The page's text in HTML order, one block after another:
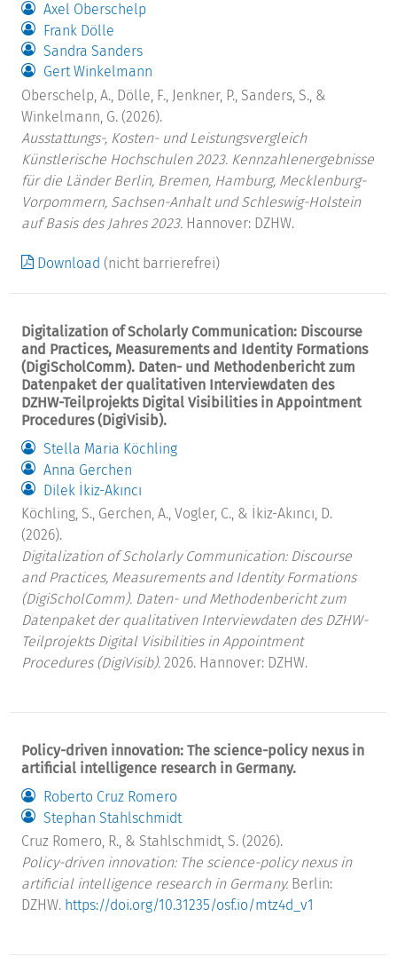
Axel Oberschelp
Frank Dölle
Sandra Sanders
Gert Winkelmann
Oberschelp, A., Dölle, F., Jenkner, P., Sanders, S., &
Winkelmann, G. (2026).
Ausstattungs-, Kosten- und Leistungsvergleich
Künstlerische Hochschulen 2023. Kennzahlenergebnisse
für die Länder Berlin, Bremen, Hamburg, Mecklenburg-
Vorpommern, Sachsen-Anhalt und Schleswig-Holstein
auf Basis des Jahres 2023. Hannover: DZHW.
Download (nicht barrierefrei)
Digitalization of Scholarly Communication: Discourse
and Practices, Measurements and Identity Formations
(DigiScholComm). Daten- und Methodenbericht zum
Datenpaket der qualitativen Interviewdaten des
DZHW-Teilprojekts Digital Visibilities in Appointment
Procedures (DigiVisib).
Stella Maria Köchling
Anna Gerchen
Dilek İkiz-Akıncı
Köchling, S., Gerchen, A., Vogler, C., & İkiz-Akıncı, D.
(2026).
Digitalization of Scholarly Communication: Discourse
and Practices, Measurements and Identity Formations
(DigiScholComm). Daten- und Methodenbericht zum
Datenpaket der qualitativen Interviewdaten des DZHW-
Teilprojekts Digital Visibilities in Appointment
Procedures (DigiVisib). 2026. Hannover: DZHW.
Policy-driven innovation: The science-policy nexus in
artificial intelligence research in Germany.
Roberto Cruz Romero
Stephan Stahlschmidt
Cruz Romero, R., & Stahlschmidt, S. (2026).
Policy-driven innovation: The science-policy nexus in
artificial intelligence research in Germany. Berlin:
DZHW. https://doi.org/10.31235/osf.io/mtz4d_v1